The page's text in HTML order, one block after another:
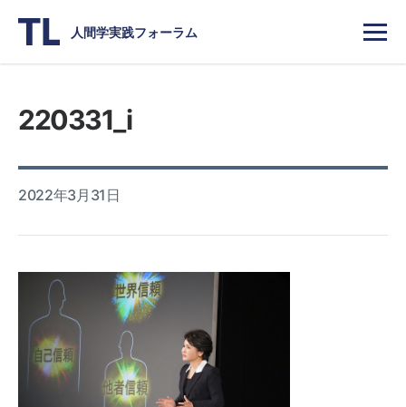
人間学実践フォーラム
220331_i
2022年3月31日